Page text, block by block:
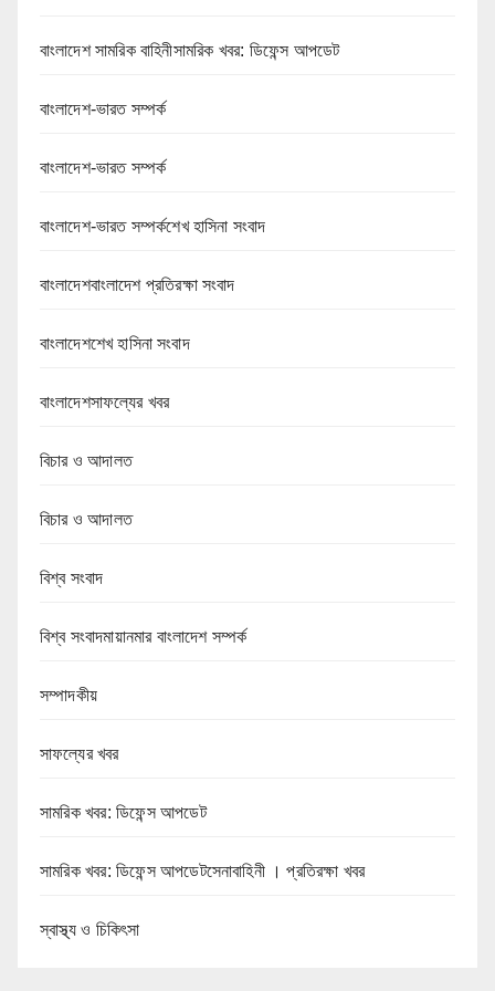
বাংলাদেশ সামরিক বাহিনীসামরিক খবর: ডিফেন্স আপডেট
বাংলাদেশ-ভারত সম্পর্ক
বাংলাদেশ-ভারত সম্পর্ক
বাংলাদেশ-ভারত সম্পর্কশেখ হাসিনা সংবাদ
বাংলাদেশবাংলাদেশ প্রতিরক্ষা সংবাদ
বাংলাদেশশেখ হাসিনা সংবাদ
বাংলাদেশসাফল্যের খবর
বিচার ও আদালত
বিচার ও আদালত
বিশ্ব সংবাদ
বিশ্ব সংবাদমায়ানমার বাংলাদেশ সম্পর্ক
সম্পাদকীয়
সাফল্যের খবর
সামরিক খবর: ডিফেন্স আপডেট
সামরিক খবর: ডিফেন্স আপডেটসেনাবাহিনী । প্রতিরক্ষা খবর
স্বাস্থ্য ও চিকিৎসা